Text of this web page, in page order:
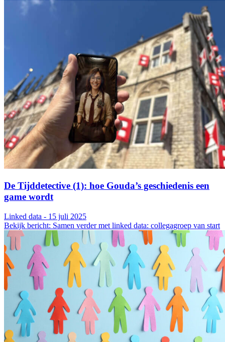
De Tijddetective (1): hoe Gouda’s geschiedenis een
game wordt
Linked data - 15 juli 2025
Bekijk bericht: Samen verder met linked data: collegagroep van start